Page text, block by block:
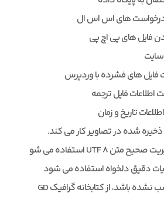
Gd: اگر Imagick نصب نشده باشد، از کتابخانه گرافیک GD